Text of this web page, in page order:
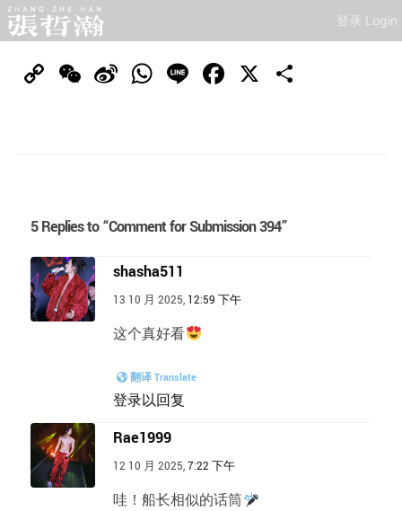
登录 Login
CopyWeChat
SinaWhatsApp
Line Facebook
X
5 Replies to “Comment for Submission 394”
shasha511
13 10 月 2025, 12:59 下午
这个真好看
翻译 Translate
登录以回复
Rae1999
12 10 月 2025,7:22 下午
哇！船长相似的话筒